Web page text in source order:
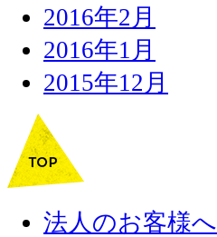
2016年2月
2016年1月
2015年12月
法人のお客様へ